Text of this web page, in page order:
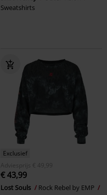
Sweatshirts
Exclusief
Adviesprijs
€ 49,99
€ 43,99
Lost Souls
Rock Rebel by EMP